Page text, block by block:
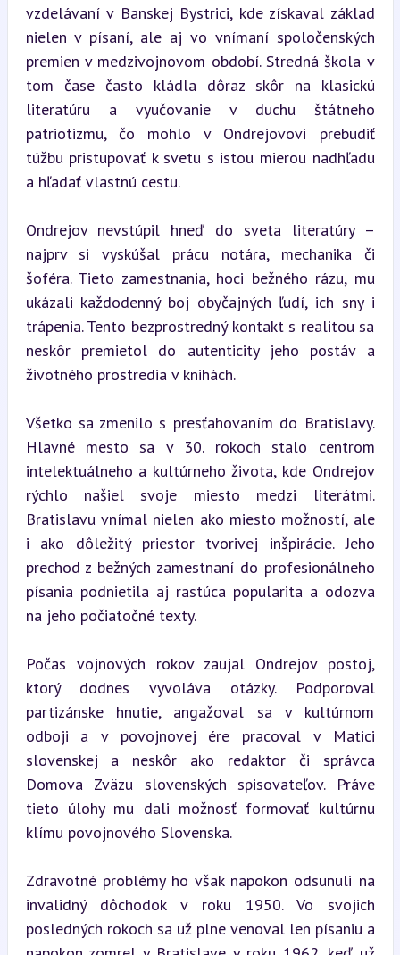
vzdelávaní v Banskej Bystrici, kde získaval základ
nielen v písaní, ale aj vo vnímaní spoločenských
premien v medzivojnovom období. Stredná škola v
tom čase často kládla dôraz skôr na klasickú
literatúru a vyučovanie v duchu štátneho
patriotizmu, čo mohlo v Ondrejovovi prebudiť
túžbu pristupovať k svetu s istou mierou nadhľadu
a hľadať vlastnú cestu.
Ondrejov nevstúpil hneď do sveta literatúry –
najprv si vyskúšal prácu notára, mechanika či
šoféra. Tieto zamestnania, hoci bežného rázu, mu
ukázali každodenný boj obyčajných ľudí, ich sny i
trápenia. Tento bezprostredný kontakt s realitou sa
neskôr premietol do autenticity jeho postáv a
životného prostredia v knihách.
Všetko sa zmenilo s presťahovaním do Bratislavy.
Hlavné mesto sa v 30. rokoch stalo centrom
intelektuálneho a kultúrneho života, kde Ondrejov
rýchlo našiel svoje miesto medzi literátmi.
Bratislavu vnímal nielen ako miesto možností, ale
i ako dôležitý priestor tvorivej inšpirácie. Jeho
prechod z bežných zamestnaní do profesionálneho
písania podnietila aj rastúca popularita a odozva
na jeho počiatočné texty.
Počas vojnových rokov zaujal Ondrejov postoj,
ktorý dodnes vyvoláva otázky. Podporoval
partizánske hnutie, angažoval sa v kultúrnom
odboji a v povojnovej ére pracoval v Matici
slovenskej a neskôr ako redaktor či správca
Domova Zväzu slovenských spisovateľov. Práve
tieto úlohy mu dali možnosť formovať kultúrnu
klímu povojnového Slovenska.
Zdravotné problémy ho však napokon odsunuli na
invalidný dôchodok v roku 1950. Vo svojich
posledných rokoch sa už plne venoval len písaniu a